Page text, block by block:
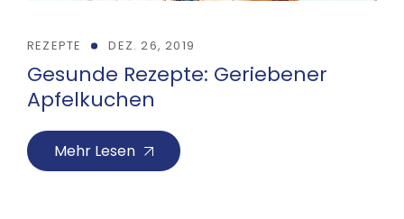
REZEPTE DEZ. 26, 2019
Gesunde Rezepte: Geriebener
Apfelkuchen
Mehr Lesen